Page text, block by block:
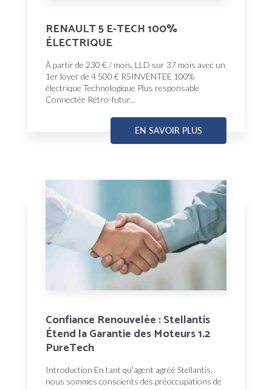
RENAULT 5 E-TECH 100%
ÉLECTRIQUE
À partir de 230 € / mois, LLD sur 37 mois avec un
1er loyer de 4 500 € R5INVENTEE 100%
électrique Technologique Plus responsable
Connectée Rétro-futur...
EN SAVOIR PLUS
Confiance Renouvelée : Stellantis
Étend la Garantie des Moteurs 1.2
PureTech
Introduction En tant qu'agent agréé Stellantis,
nous sommes conscients des préoccupations de